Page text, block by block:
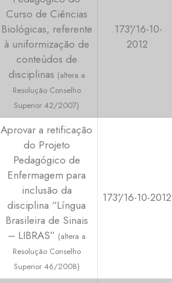
Curso de Ciências
Biológicas, referente
à uniformização de
conteúdos de
disciplinas (altera a
Resolução Conselho
Superior 42/2007)
173ª/16-10-
2012
Aprovar a retificação
do Projeto
Pedagógico de
Enfermagem para
inclusão da
disciplina “Língua
Brasileira de Sinais
– LIBRAS” (altera a
Resolução Conselho
Superior 46/2008)
173ª/16-10-2012